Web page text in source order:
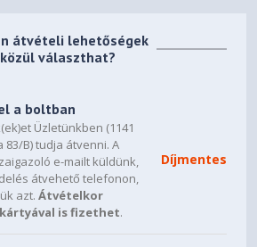
átvételi lehetőségek
közül választhat?
a boltban
Üzletünkben (1141
83/B) tudja átvenni. A
e-mailt küldünk,
átvehető telefonon,
azt.Átvételkor
is fizethet.
Díjmentes